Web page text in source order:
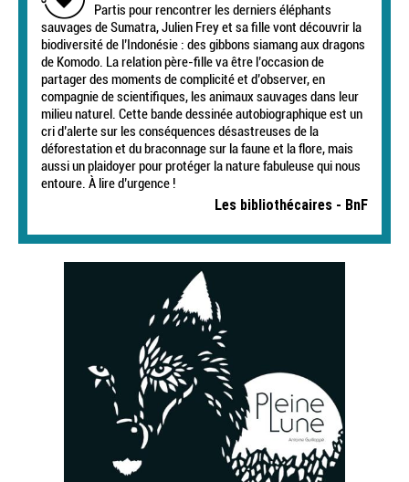
Partis pour rencontrer les derniers éléphants
sauvages de Sumatra, Julien Frey et sa fille vont découvrir la
biodiversité de l’Indonésie : des gibbons siamang aux dragons
de Komodo. La relation père-fille va être l’occasion de
partager des moments de complicité et d’observer, en
compagnie de scientifiques, les animaux sauvages dans leur
milieu naturel. Cette bande dessinée autobiographique est un
cri d’alerte sur les conséquences désastreuses de la
déforestation et du braconnage sur la faune et la flore, mais
aussi un plaidoyer pour protéger la nature fabuleuse qui nous
entoure. À lire d’urgence !
Les bibliothécaires - BnF